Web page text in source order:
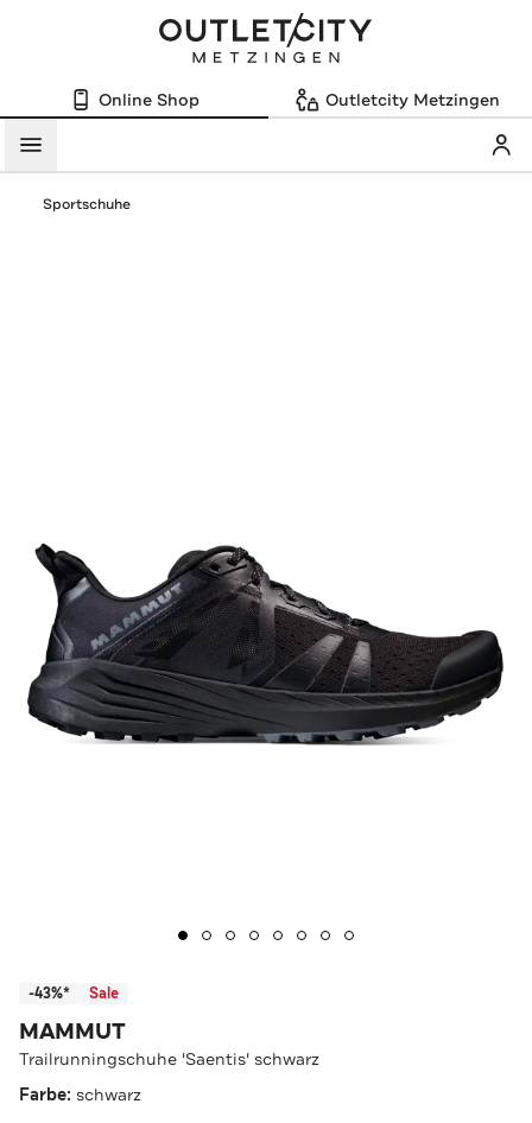
Online Shop Outletcity Metzingen
Menü
Sportschuhe
-43%* Sale
MAMMUT
Trailrunningschuhe 'Saentis' schwarz
Farbe: schwarz